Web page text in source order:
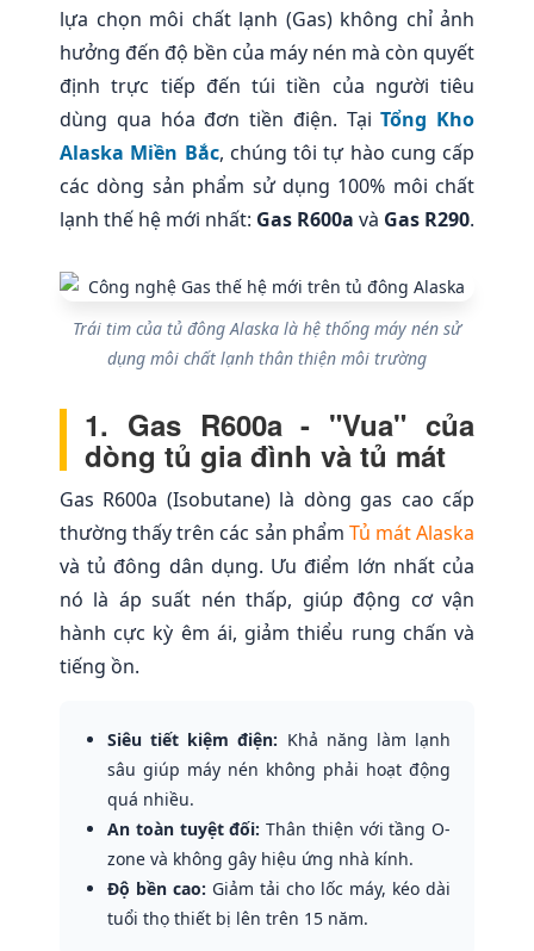
lựa chọn môi chất lạnh (Gas) không chỉ ảnh
hưởng đến độ bền của máy nén mà còn quyết
định trực tiếp đến túi tiền của người tiêu
dùng qua hóa đơn tiền điện. TạiTổng Kho
Alaska Miền Bắc, chúng tôi tự hào cung cấp
các dòng sản phẩm sử dụng 100% môi chất
lạnh thế hệ mới nhất: Gas R600a và Gas R290.
Trái tim của tủ đông Alaska là hệ thống máy nén sử
dụng môi chất lạnh thân thiện môi trường
1. Gas R600a - "Vua" của
dòng tủ gia đình và tủ mát
Gas R600a (Isobutane) là dòng gas cao cấp
thường thấy trên các sản phẩm Tủ mát Alaska
và tủ đông dân dụng. Ưu điểm lớn nhất của
nó là áp suất nén thấp, giúp động cơ vận
hành cực kỳ êm ái, giảm thiểu rung chấn và
tiếng ồn.
Siêu tiết kiệm điện: Khả năng làm lạnh
sâu giúp máy nén không phải hoạt động
quá nhiều.
An toàn tuyệt đối: Thân thiện với tầng O-
zone và không gây hiệu ứng nhà kính.
Độ bền cao: Giảm tải cho lốc máy, kéo dài
tuổi thọ thiết bị lên trên 15 năm.